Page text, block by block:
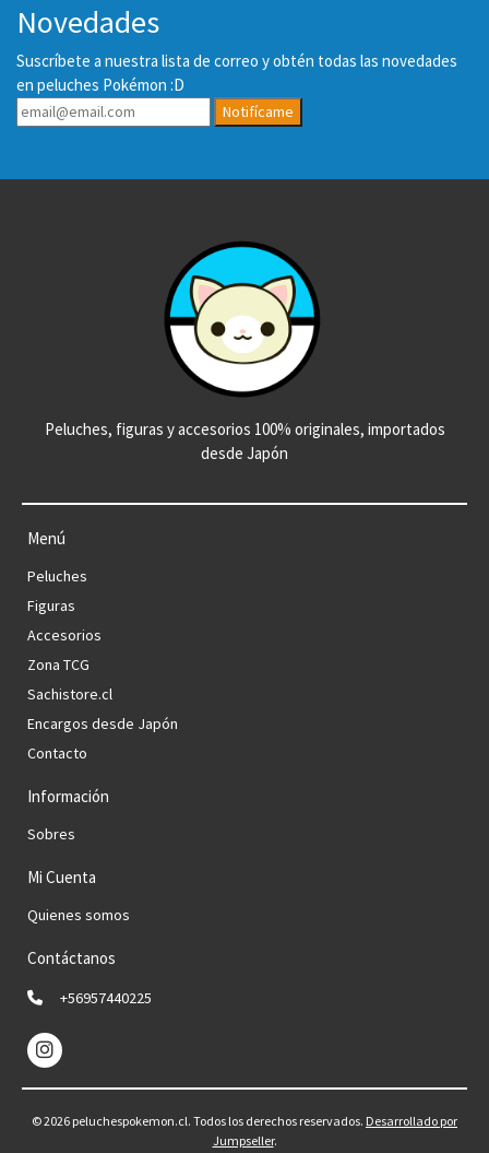
Novedades
Suscríbete a nuestra lista de correo y obtén todas las novedades
en peluches Pokémon :D
Notifícame
Peluches, figuras y accesorios 100% originales, importados
desde Japón
Menú
Peluches
Figuras
Accesorios
Zona TCG
Sachistore.cl
Encargos desde Japón
Contacto
Información
Sobres
Mi Cuenta
Quienes somos
Contáctanos
+56957440225
© 2026 peluchespokemon.cl. Todos los derechos reservados. Desarrollado por
Jumpseller.